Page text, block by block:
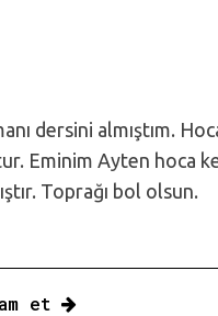
dersini almıştım.
Eminim Ayten hoca
Toprağı bol olsun.
et